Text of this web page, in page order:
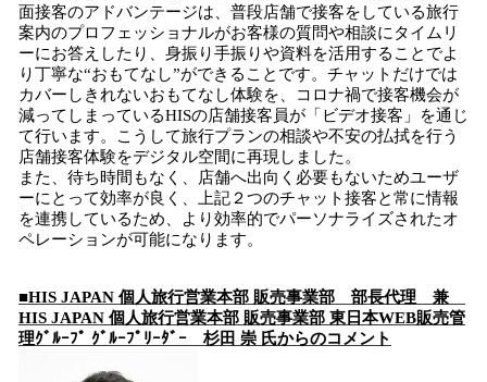
面接客のアドバンテージは、普段店舗で接客をしている旅行
案内のプロフェッショナルがお客様の質問や相談にタイムリ
ーにお答えしたり、身振り手振りや資料を活用することでよ
り丁寧な“おもてなし”ができることです。チャットだけでは
カバーしきれないおもてなし体験を、コロナ禍で接客機会が
減ってしまっているHISの店舗接客員が「ビデオ接客」を通じ
て行います。こうして旅行プランの相談や不安の払拭を行う
店舗接客体験をデジタル空間に再現しました。
また、待ち時間もなく、店舗へ出向く必要もないためユーザ
ーにとって効率が良く、上記２つのチャット接客と常に情報
を連携しているため、より効率的でパーソナライズされたオ
ペレーションが可能になります。
■HIS JAPAN 個人旅行営業本部 販売事業部 部長代理 兼
HIS JAPAN 個人旅行営業本部 販売事業部 東日本WEB販売管
理ｸﾞﾙｰﾌﾟ ｸﾞﾙｰﾌﾟﾘｰﾀﾞｰ 杉田 崇 氏からのコメント